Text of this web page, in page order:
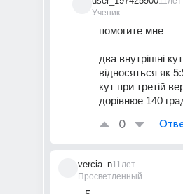
Ученик
помогите мне
два внутрішні
відносяться як
кут при третій
дорівнюе 140
0
vercia_n
Просветленный
11лет